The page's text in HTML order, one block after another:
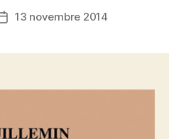
Date13 novembre 2014